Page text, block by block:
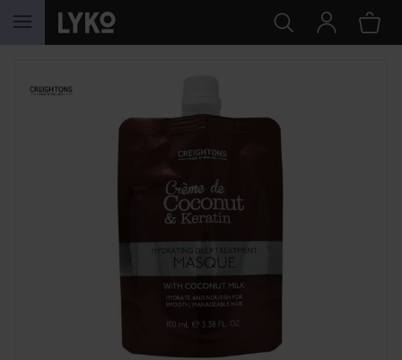
SIIRTYÄ JHK SISÄLTÖÖN